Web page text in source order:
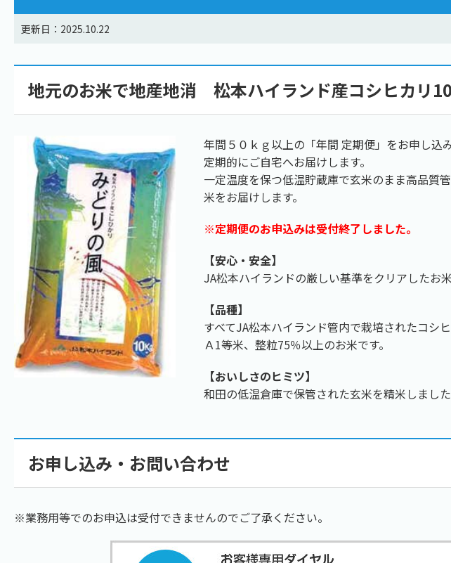
更新日：2025.10.22
地元のお米で地産地消 松本ハイランド産コシヒカリ
年間５０ｋｇ以上の「年間 定期便」をお申し込
定期的にご自宅へお届けします。
一定温度を保つ低温貯蔵庫で玄米のまま高品質
米をお届けします。
※定期便のお申込みは受付終了しました。
【安心・安全】
JA松本ハイランドの厳しい基準をクリアしたお
【品種】
すべてJA松本ハイランド管内で栽培されたコシヒ
Ａ1等米、整粒75％以上のお米です。
【おいしさのヒミツ】
和田の低温倉庫で保管された玄米を精米しまし
お申し込み・お問い合わせ
※業務用等でのお申込は受付できませんのでご了承ください。